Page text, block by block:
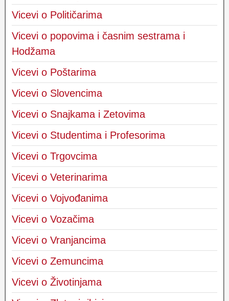
Vicevi o Političarima
Vicevi o popovima i časnim sestrama i
Hodžama
Vicevi o Poštarima
Vicevi o Slovencima
Vicevi o Snajkama i Zetovima
Vicevi o Studentima i Profesorima
Vicevi o Trgovcima
Vicevi o Veterinarima
Vicevi o Vojvođanima
Vicevi o Vozačima
Vicevi o Vranjancima
Vicevi o Zemuncima
Vicevi o Životinjama